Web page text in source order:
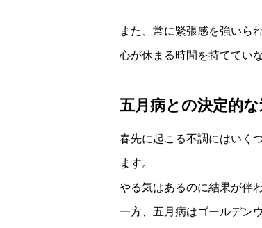
また、常に緊張感を強いら
心が休まる時間を持ててい
五月病との決定的
春先に起こる不調にはいく
ます。
やる気はあるのに結果が伴
一方、五月病はゴールデン